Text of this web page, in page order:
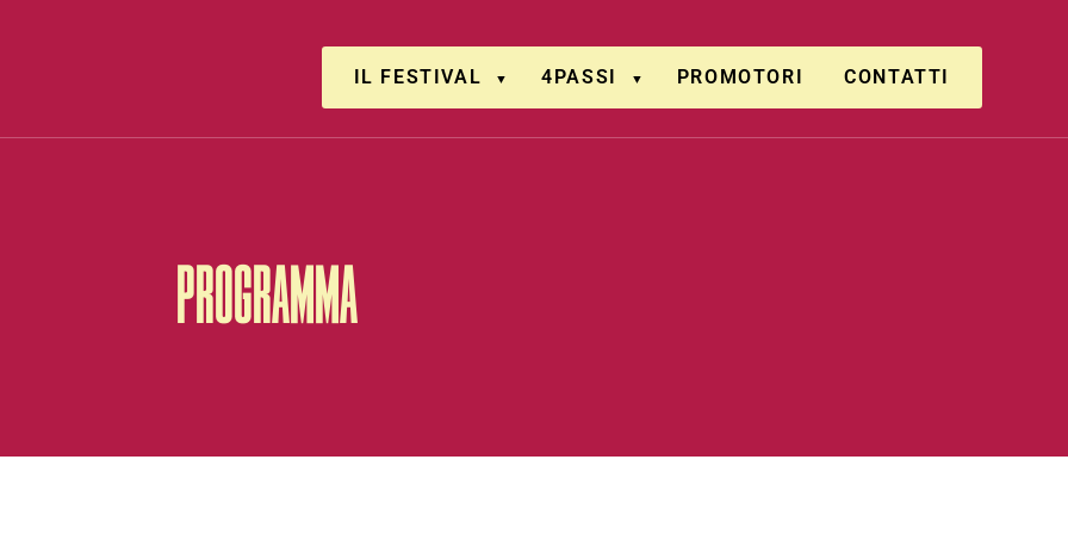
IL FESTIVAL 4PASSI PROMOTORI CONTATTI
PROGRAMMA